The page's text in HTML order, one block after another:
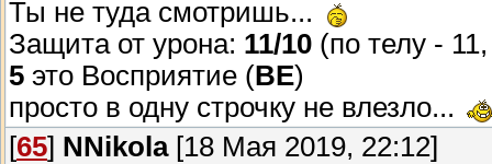
Ты не туда смотришь...
Защита от урона: 11/10 (по телу -
5 это Восприятие (ВЕ)
просто в одну строчку не влезло...
[65] NNikola[18 Мая 2019, 22:12]